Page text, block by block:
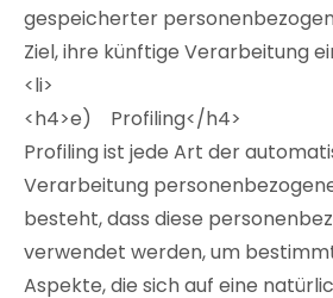
gespeicherter
Ziel, ihre künftige Verarbeitung
<li>
<h4>e) Profiling</h4>
Profiling ist jede Art der
Verarbeitung
besteht, dass diese
verwendet werden, um
Aspekte, die sich auf eine